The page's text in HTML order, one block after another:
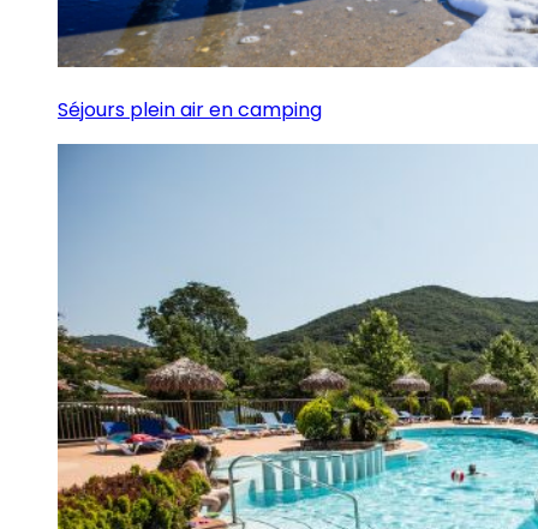
Séjours plein air en camping